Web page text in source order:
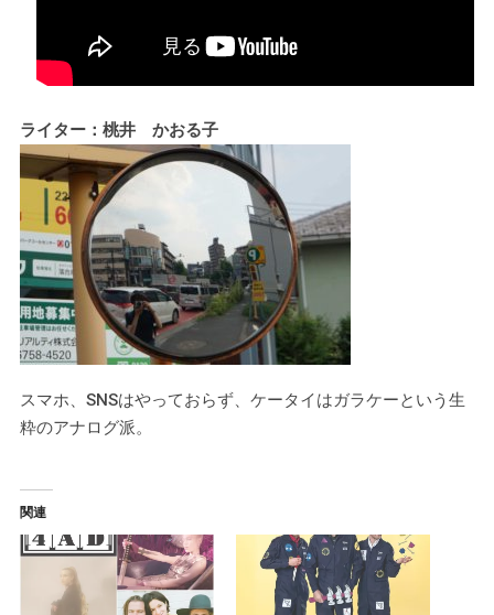
ライター：桃井 かおる子
スマホ、SNSはやっておらず、ケータイはガラケーという生
粋のアナログ派。
関連